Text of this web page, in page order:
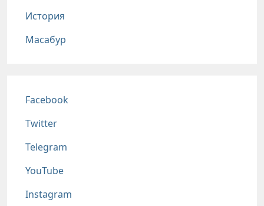
История
Масабур
Соц сети
Facebook
Twitter
Telegram
YouTube
Instagram